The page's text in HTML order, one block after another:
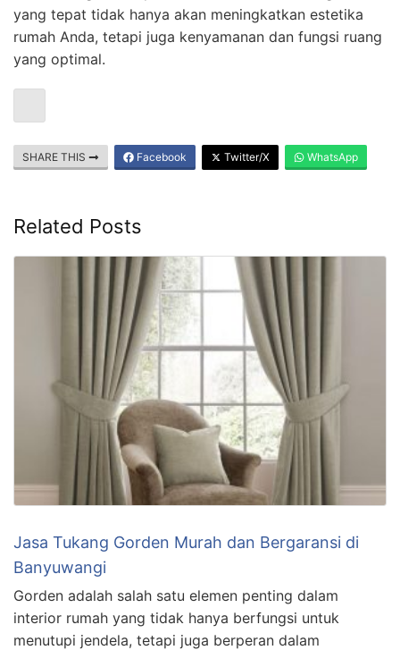
yang tepat tidak hanya akan meningkatkan estetika
rumah Anda, tetapi juga kenyamanan dan fungsi ruang
yang optimal.
SHARE THIS Facebook Twitter/X WhatsApp
Related Posts
Jasa Tukang Gorden Murah dan Bergaransi di
Banyuwangi
Gorden adalah salah satu elemen penting dalam
interior rumah yang tidak hanya berfungsi untuk
menutupi jendela, tetapi juga berperan dalam